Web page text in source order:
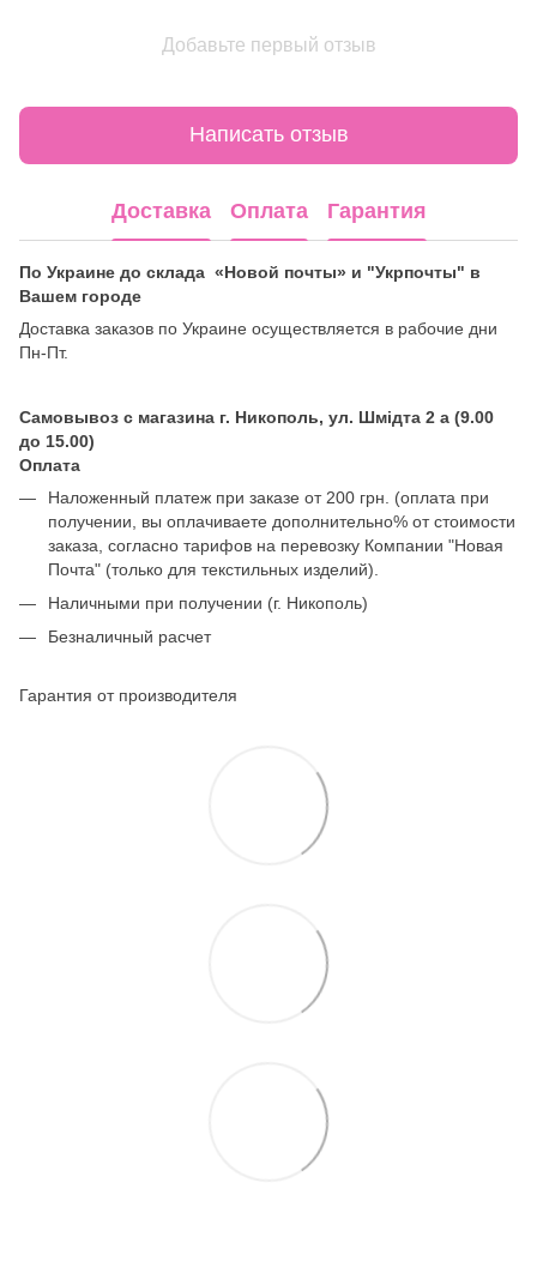
Добавьте первый отзыв
Написать отзыв
Доставка Оплата Гарантия
По Украине до склада «Новой почты» и "Укрпочты" в
Вашем городе
Доставка заказов по Украине осуществляется в рабочие дни
Пн-Пт.
Самовывоз с магазина г. Никополь, ул. Шмідта 2 а (9.00
до 15.00)
Оплата
Наложенный платеж при заказе от 200 грн. (оплата при
получении, вы оплачиваете дополнительно% от стоимости
заказа, согласно тарифов на перевозку Компании "Новая
Почта" (только для текстильных изделий).
Наличными при получении (г. Никополь)
Безналичный расчет
Гарантия от производителя